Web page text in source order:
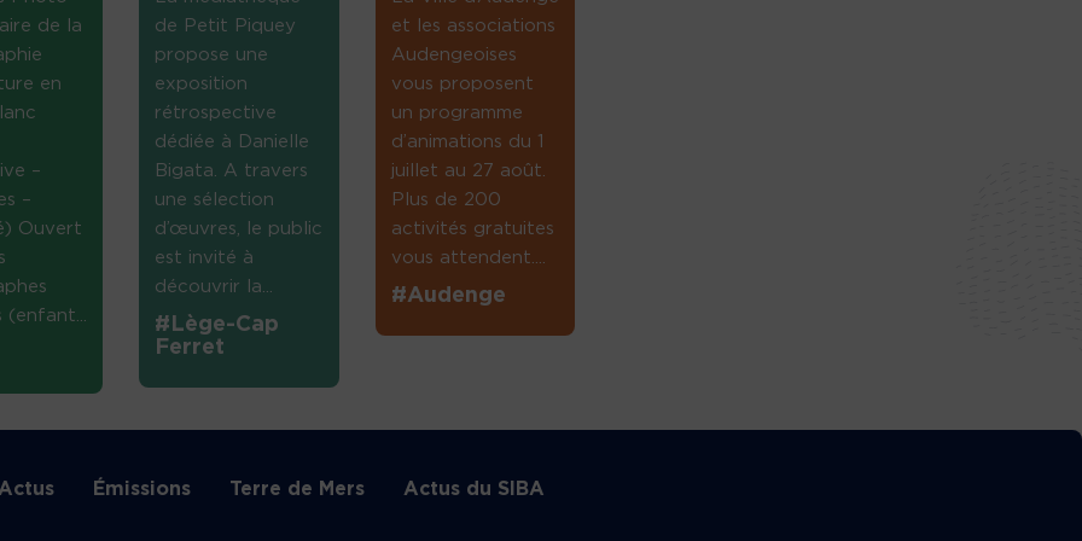
de la
en
–
–
Ouvert
(enfant...
de Petit Piquey
propose une
exposition
rétrospective
dédiée à Danielle
Bigata. A travers
une sélection
d’œuvres, le public
est invité à
découvrir la...
#Lège-Cap
Ferret
et les associations
Audengeoises
vous proposent
un programme
d’animations du 1
juillet au 27 août.
Plus de 200
activités gratuites
vous attendent....
#Audenge
Émissions Terre de Mers Actus du SIBA